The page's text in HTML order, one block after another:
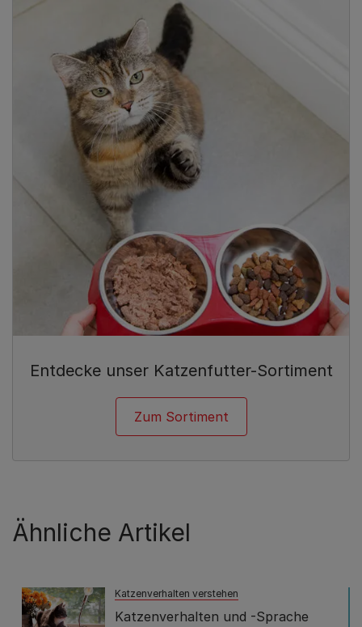
Entdecke unser Katzenfutter-Sortiment
Zum Sortiment
Ähnliche Artikel
Katzenverhalten verstehen
Katzenverhalten und -Sprache